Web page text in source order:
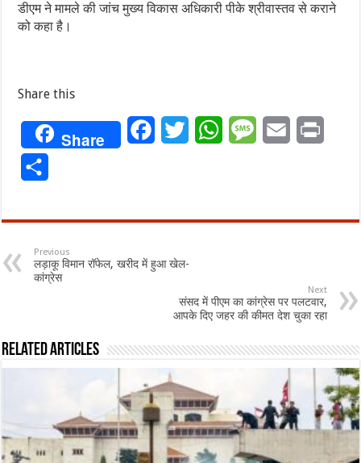
डीएम ने मामले की जांच मुख्य विकास अधिकारी पीके श्रीवास्तव से कराने
को कहा है।
Share this
Share FacebookTwitterWhatsAppMessageEmail
Previous
लड़ाकू विमान रॉफेल, खरीद में हुआ खेल-
कांग्रेस
Next
संसद में पीएम का कांग्रेस पर पलटवार,
आपके दिए जहर की कीमत देश चुका रहा
Related Articles